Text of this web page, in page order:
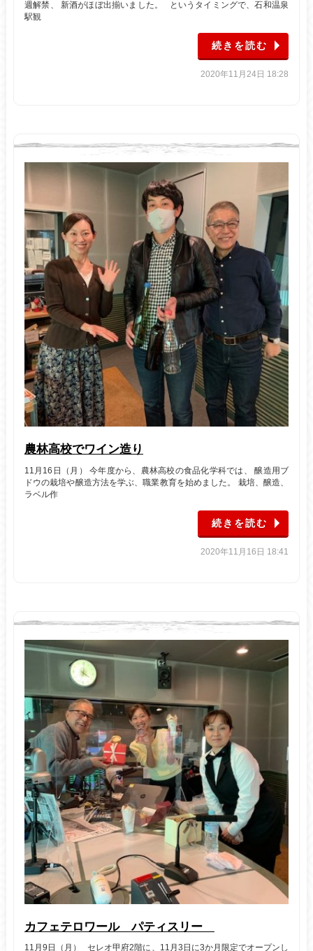
週解禁、 新酒がほぼ出揃いました。 というタイミングで、石和温泉
駅観
続きを読む
2020年11月24日 18:28
農林高校でワイン造り
11月16日（月） 今年度から、農林高校の食品化学科では、 醸造用ブ
ドウの栽培や醸造方法を学ぶ、職業教育を始めました。 栽培、醸造、
ラベル作
続きを読む
2020年11月16日 18:41
カフェテロワール パティスリー
11月9日（月） セレオ甲府2階に、11月3日に3か月限定でオープンし